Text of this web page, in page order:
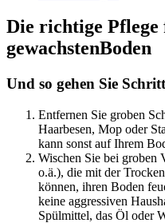
Die richtige
gewachstenBoden
Und so gehen Sie
Entfernen Sie groben
Haarbesen, Mop oder
kann sonst auf Ihrem
Wischen Sie bei groben
o.ä.), die mit der
können, ihren Boden
keine aggressiven
Spülmittel, das Öl oder